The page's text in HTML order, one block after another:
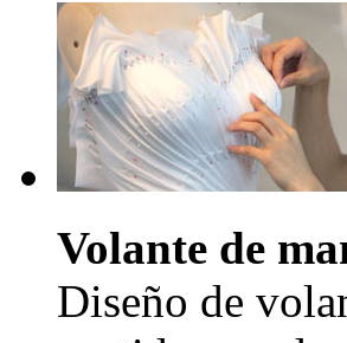
Volante de
Diseño de